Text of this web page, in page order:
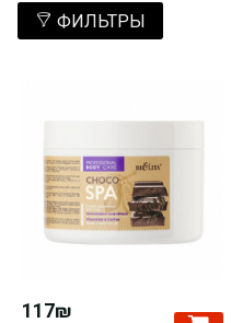
ФИЛЬТРЫ
117₪